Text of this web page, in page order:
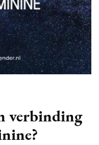
verbinding